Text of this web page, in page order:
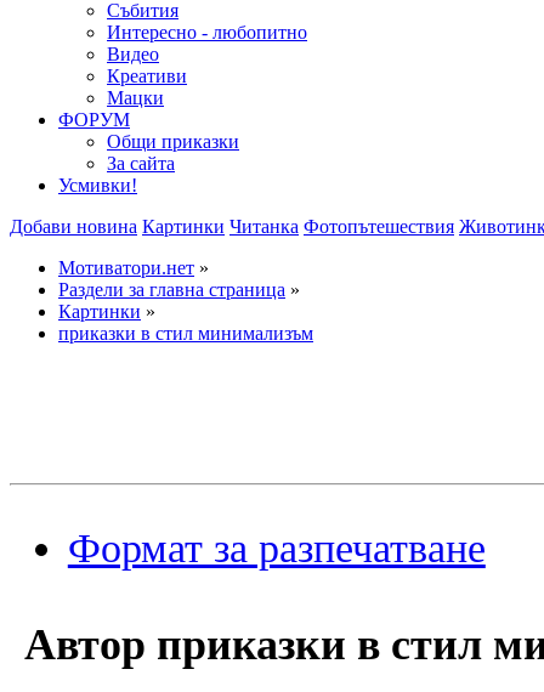
Събития
Интересно - любопитно
Видео
Креативи
Мацки
ФОРУМ
Общи приказки
За сайта
Усмивки!
Добави новина Картинки Читанка Фотопътешествия
Мотиватори.нет »
Раздели за главна страница »
Картинки »
приказки в стил минимализъм
Формат за разпечатване
Автор приказки в стил